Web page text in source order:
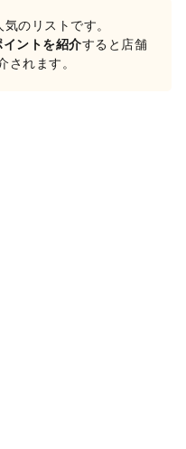
のリストです。
ントを紹介すると店舗
されます。